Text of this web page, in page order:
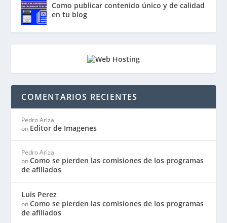
Como publicar contenido único y de calidad
en tu blog
COMENTARIOS RECIENTES
Pedro Ariza
on Editor de Imagenes
Pedro Ariza
onComo se pierden las comisiones de los programas
de afiliados
Luis Perez
onComo se pierden las comisiones de los programas
de afiliados